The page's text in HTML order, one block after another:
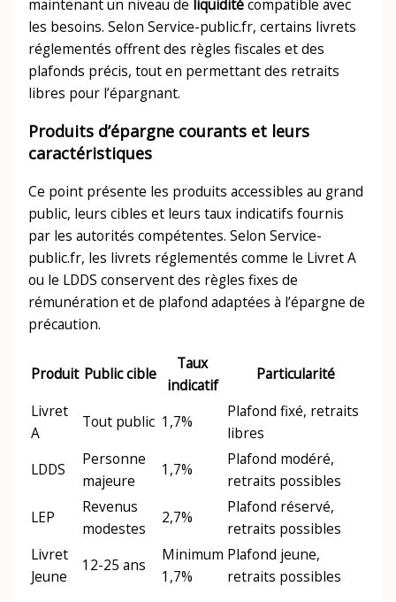
maintenant un niveau de liquiditécompatible avec
les besoins. Selon Service-public.fr, certains livrets
réglementés offrent des règles fiscales et des
plafonds précis, tout en permettant des retraits
libres pour l’épargnant.
Produits d’épargne courants et leurs
caractéristiques
Ce point présente les produits accessibles au grand
public, leurs cibles et leurs taux indicatifs fournis
par les autorités compétentes. Selon Service-
public.fr, les livrets réglementés comme le Livret A
ou le LDDS conservent des règles fixes de
rémunération et de plafond adaptées à l’épargne de
précaution.
Produit Public cible
Taux
indicatif
Particularité
Livret
A
Tout public 1,7%
Plafond fixé, retraits
libres
LDDS
Personne
majeure
1,7%
Plafond modéré,
retraits possibles
LEP
Revenus
modestes
2,7%
Plafond réservé,
retraits possibles
Livret
Jeune
12-25 ans
Minimum
1,7%
Plafond jeune,
retraits possibles